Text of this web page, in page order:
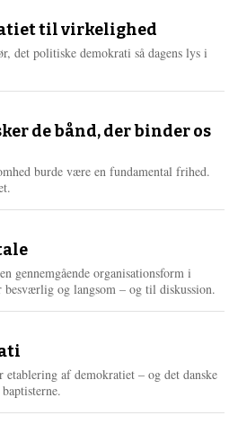
e
r
til virkelighed
det politiske demokrati så dagens lys i
de bånd, der binder os
burde være en fundamental frihed.
gennemgående organisationsform i
besværlig og langsom – og til diskussion.
af demokratiet – og det danske